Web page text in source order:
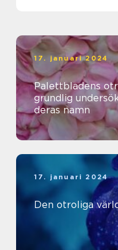
17. januari 2024
Palettbladens
grundlig
deras namn
17. januari 2024
Den otroliga